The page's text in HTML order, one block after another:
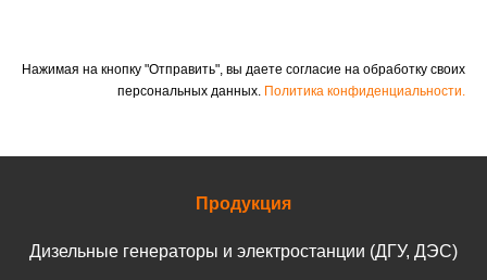
Нажимая на кнопку "Отправить", вы даете согласие на обработку своих
персональных данных. Политика конфиденциальности.
Продукция
Дизельные генераторы и электростанции (ДГУ, ДЭС)